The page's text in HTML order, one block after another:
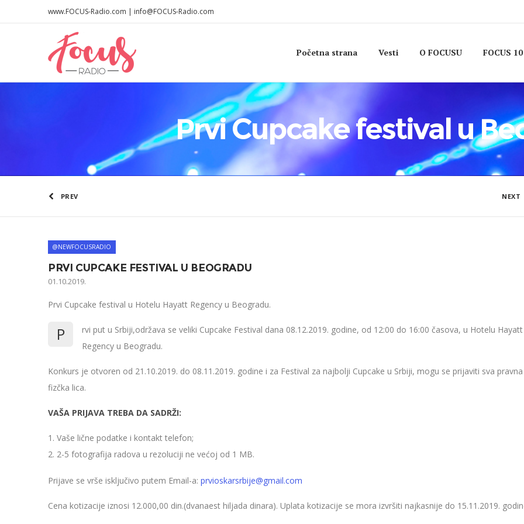
www.FOCUS-Radio.com | info@FOCUS-Radio.com
Početna strana Vesti O FOCUSU FOCUS 10
Prvi Cupcake festival u
PREV NEXT
@NEWFOCUSRADIO
PRVI CUPCAKE FESTIVAL U BEOGRADU
01.10.2019.
Prvi Cupcake festival u Hotelu Hayatt Regency u Beogradu.
P
rvi put u Srbiji,održava se veliki Cupcake Festival dana 08.12.2019. godine, od 12:00 do 16:00 časova, u Hotelu Hayatt
Regency u Beogradu.
Konkurs je otvoren od 21.10.2019. do 08.11.2019. godine i za Festival za najbolji Cupcake u Srbiji, mogu se prijaviti sva
fizčka lica.
VAŠA PRIJAVA TREBA DA SADRŽI:
Vaše lične podatke i kontakt telefon;
2-5 fotografija radova u rezoluciji ne većoj od 1 MB.
Prijave se vrše isključivo putem Email-a: prvioskarsrbije@gmail.com
Cena kotizacije iznosi 12.000,00 din.(dvanaest hiljada dinara). Uplata kotizacije se mora izvršiti najkasnije do 15.11.2019.